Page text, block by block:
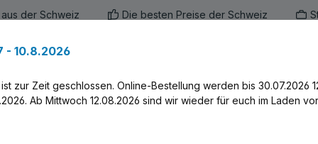
der Schweiz Die besten Preise der Schweiz
- 10.8.2026
zur Zeit geschlossen. Online-Bestellung werden bis 30.07.2026
Ab Mittwoch 12.08.2026 sind wir wieder für euch im Laden vor